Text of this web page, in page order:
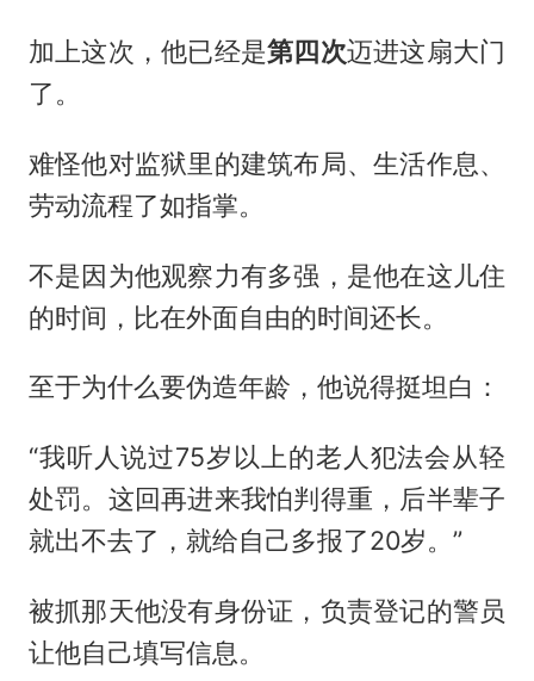
加上这次，他已经是第四次迈进这扇大门
了。
难怪他对监狱里的建筑布局、生活作息、
劳动流程了如指掌。
不是因为他观察力有多强，是他在这儿住
的时间，比在外面自由的时间还长。
至于为什么要伪造年龄，他说得挺坦白：
“我听人说过75岁以上的老人犯法会从轻
处罚。这回再进来我怕判得重，后半辈子
就出不去了，就给自己多报了20岁。”
被抓那天他没有身份证，负责登记的警员
让他自己填写信息。